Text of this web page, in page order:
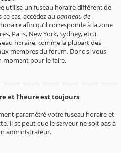
utilise un fuseau horaire différent de
cas, accédez au panneau de
afin qu’il corresponde à la zone
Paris, New York, Sydney, etc.).
horaire, comme la plupart des
membres du forum. Donc si vous
moment pour le faire.
et l’heure est toujours
paramétré votre fuseau horaire et
il se peut que le serveur ne soit pas à
administrateur.